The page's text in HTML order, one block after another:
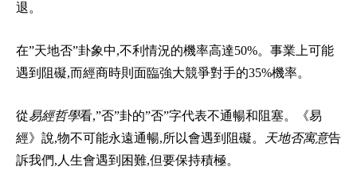
退。
在”天地否”卦象中,不利情況的機率高達50%。事業上可能
遇到阻礙,而經商時則面臨強大競爭對手的35%機率。
從易經哲學看,”否”卦的”否”字代表不通暢和阻塞。《易
經》說,物不可能永遠通暢,所以會遇到阻礙。
天地否寓意告
訴我們,人生會遇到困難,但要保持積極。